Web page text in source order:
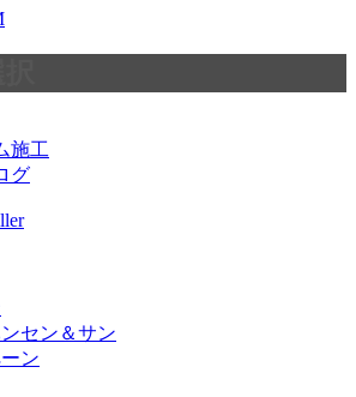
施工
グ
セン＆サン
ン